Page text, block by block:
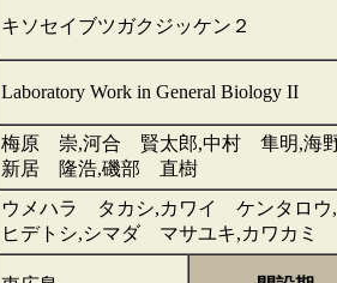
キソセイブツガクジッケン２
Laboratory Work in General Biology II
梅原 崇,河合 賢太郎,中村 隼明,海
新居 隆浩,磯部 直樹
ウメハラ タカシ,カワイ ケンタロ
ヒデトシ,シマダ マサユキ,カワカ